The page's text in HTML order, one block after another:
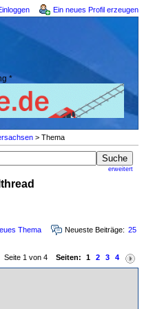
Ein neues Profil erzeugen
*
> Thema
erweitert
Thema Neueste Beiträge: 25
Seite 1 von 4 Seiten: 1 2 3 4